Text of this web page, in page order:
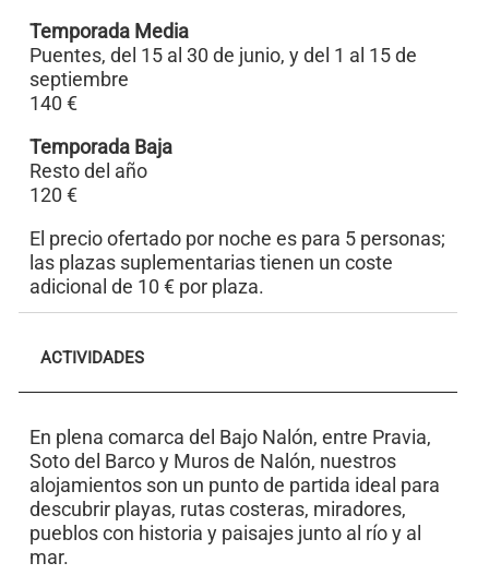
Temporada Media
Puentes, del 15 al 30 de junio, y del 1 al 15 de
septiembre
140 €
Temporada Baja
Resto del año
120 €
El precio ofertado por noche es para 5 personas;
las plazas suplementarias tienen un coste
adicional de 10 € por plaza.
ACTIVIDADES
En plena comarca del Bajo Nalón, entre Pravia,
Soto del Barco y Muros de Nalón, nuestros
alojamientos son un punto de partida ideal para
descubrir playas, rutas costeras, miradores,
pueblos con historia y paisajes junto al río y al
mar.